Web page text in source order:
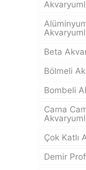
Beta
Bölmeli
Bombeli
Cama
Çok Katlı
Demir